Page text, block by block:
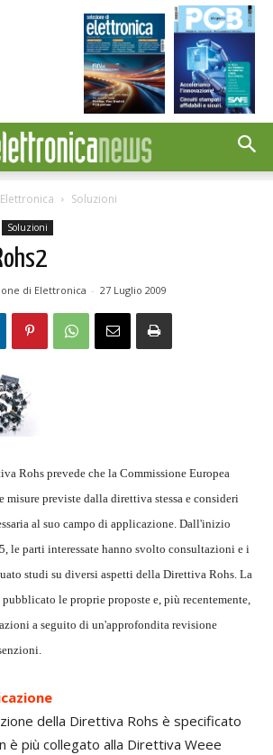
Soluzioni
Soluzioni
di Elettronica - 27 Luglio 2009
Rohs prevede che la Commissione Europea
misure previste dalla direttiva stessa e consideri
al suo campo di applicazione. Dall'inizio
le parti interessate hanno svolto consultazioni e i
studi su diversi aspetti della Direttiva Rohs. La
le proprie proposte e, più recentemente,
a seguito di un'approfondita revisione
della Direttiva Rohs è specificato
è più collegato alla Direttiva Weee